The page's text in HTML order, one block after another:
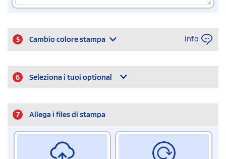
5 Cambio colore stampa Info
6 Seleziona i tuoi optional
7 Allega i files di stampa